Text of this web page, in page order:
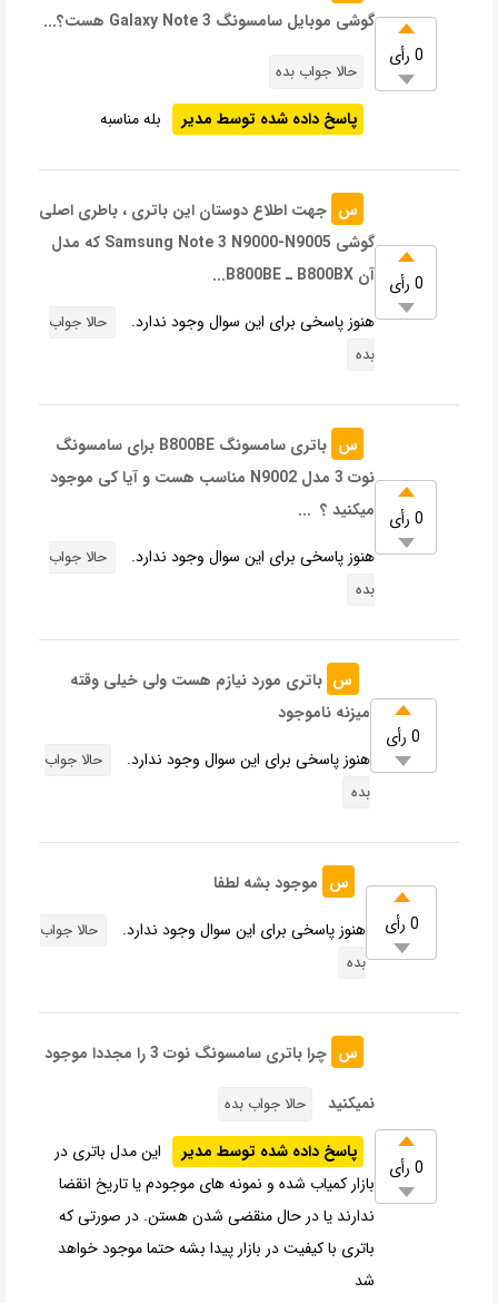
0 رأی
گوشی موبایل سامسونگ Galaxy Note 3 هست؟...
حالا جواب بده
پاسخ داده شده توسط مدیر بله مناسبه
0 رأی
س جهت اطلاع دوستان این باتری ، باطری اصلی
گوشی Samsung Note 3 N9000-N9005 که مدل
آن B800BX ـ B800BE...
هنوز پاسخی برای این سوال وجود ندارد.
حالا جواب
بده
0 رأی
س
باتری سامسونگ B800BE برای سامسونگ
نوت 3 مدل N9002 مناسب هست و آیا کی موجود
میکنید ؟ ...
هنوز پاسخی برای این سوال وجود ندارد.
حالا جواب
بده
0 رأی
س باتری مورد نیازم هست ولی خیلی وقته
میزنه ناموجود
هنوز پاسخی برای این سوال وجود ندارد.
حالا جواب
بده
0 رأی
س موجود بشه لطفا
هنوز پاسخی برای این سوال وجود ندارد.
حالا جواب
بده
0 رأی
س چرا باتری سامسونگ نوت 3 را مجددا موجود
نمیکنید حالا جواب بده
پاسخ داده شده توسط مدیر
این مدل باتری در
بازار کمیاب شده و نمونه های موجودم یا تاریخ انقضا
ندارند یا در حال منقضی شدن هستن. در صورتی که
باتری با کیفیت در بازار پیدا بشه حتما موجود خواهد
شد